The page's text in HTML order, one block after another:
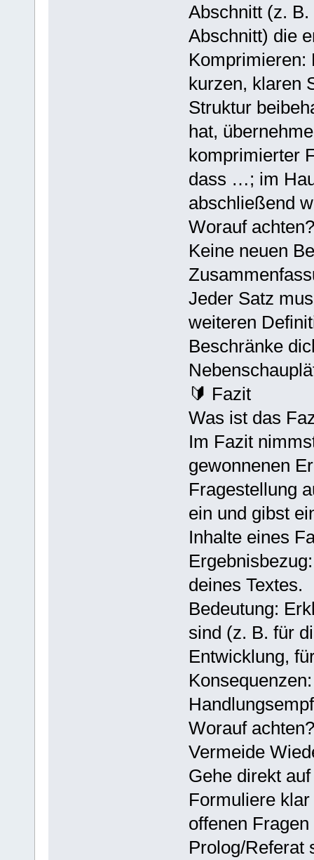
Abschnitt (z.
Abschnitt) die
Komprimieren:
kurzen, klaren
Struktur
hat,
komprimierter
dass …; im
abschließend
Worauf achten?
Keine neuen
Jeder Satz
weiteren
Beschränke
🔰 Fazit
Was ist das
Im Fazit
gewonnenen
Fragestellung
ein und gibst
Inhalte eines
deines Textes.
Bedeutung:
sind (z. B. für
Entwicklung,
Worauf achten?
Vermeide
Gehe direkt
Formuliere
offenen
Prolog/Referat